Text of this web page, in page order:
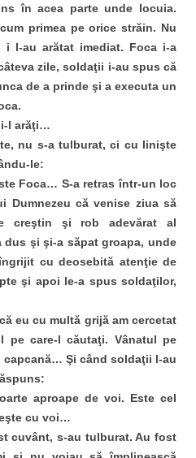
în acea parte unde locuia.
primea pe orice străin. Nu
l-au arătat imediat. Foca i-a
zile, soldaţii i-au spus că
de a prinde şi a executa un
l arăţi…
nu s-a tulburat, ci cu linişte
le:
Foca… S-a retras într-un loc
Dumnezeu că venise ziua să
creştin şi rob adevărat al
dus şi şi-a săpat groapa, unde
cu deosebită atenţie de
şi apoi le-a spus soldaţilor,
eu cu multă grijă am cercetat
pe care-l căutaţi. Vânatul pe
capcană… Şi când soldaţii l-au
aproape de voi. Este cel
cu voi…
cuvânt, s-au tulburat. Au fost